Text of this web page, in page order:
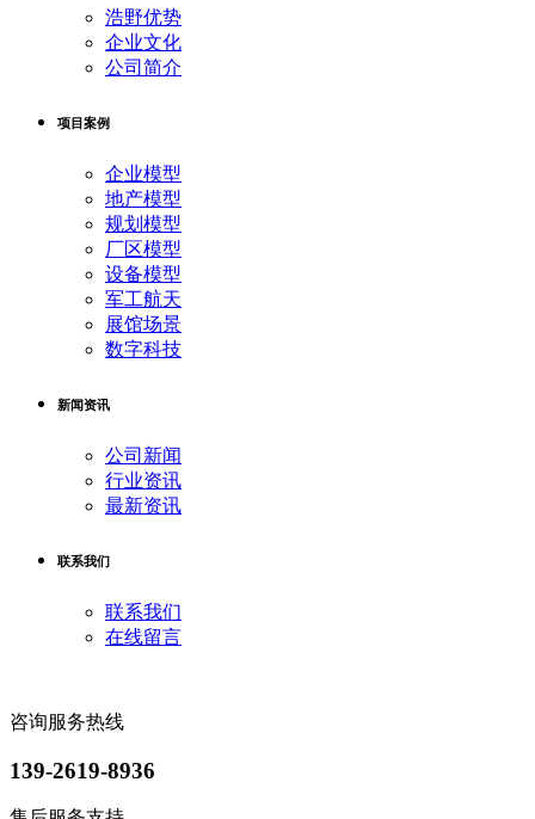
浩野优势
企业文化
公司简介
项目案例
企业模型
地产模型
规划模型
厂区模型
设备模型
军工航天
展馆场景
数字科技
新闻资讯
公司新闻
行业资讯
最新资讯
联系我们
联系我们
在线留言
咨询服务热线
139-2619-8936